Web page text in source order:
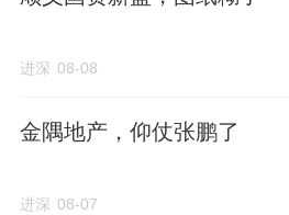
块，楼面价为1.55万元/平米
截至目前，臻源府网签306
进深 08-08
金隅地产，仰仗张鹏了
进深 08-07